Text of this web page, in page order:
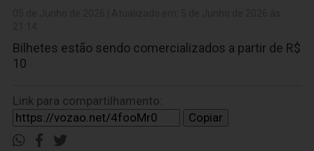
Bilhetes estão sendo comercializados a partir de R$
10
Link para compartilhamento:
Copiar